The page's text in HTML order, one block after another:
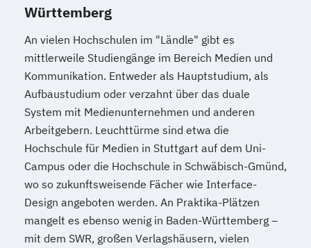
Württemberg
An vielen Hochschulen im "Ländle" gibt es
mittlerweile Studiengänge im Bereich Medien und
Kommunikation. Entweder als Hauptstudium, als
Aufbaustudium oder verzahnt über das duale
System mit Medienunternehmen und anderen
Arbeitgebern. Leuchttürme sind etwa die
Hochschule für Medien in Stuttgart auf dem Uni-
Campus oder die Hochschule in Schwäbisch-Gmünd,
wo so zukunftsweisende Fächer wie Interface-
Design angeboten werden. An Praktika-Plätzen
mangelt es ebenso wenig in Baden-Württemberg –
mit dem SWR, großen Verlagshäusern, vielen